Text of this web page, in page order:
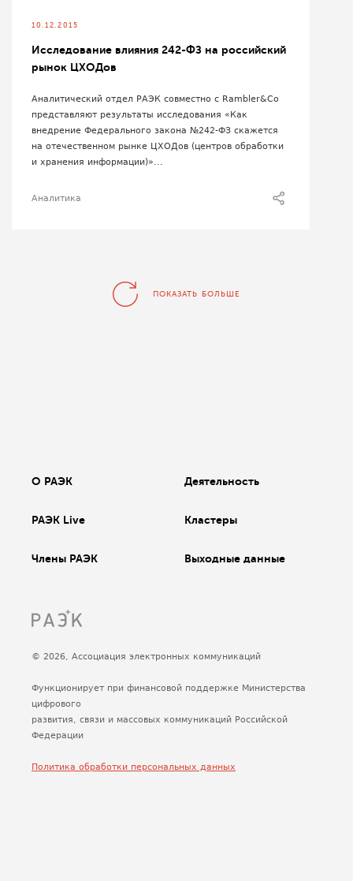
10.12.2015
Исследование влияния 242-ФЗ на российский
рынок ЦХОДов
Аналитический отдел РАЭК совместно с Rambler&Co
представляют результаты исследования «Как
внедрение Федерального закона №242-ФЗ скажется
на отечественном рынке ЦХОДов (центров обработки
и хранения информации)»...
Аналитика
ПОКАЗАТЬ БОЛЬШЕ
О РАЭК Деятельность
РАЭК Live Кластеры
Члены РАЭК Выходные данные
© 2026, Ассоциация электронных коммуникаций
Функционирует при финансовой поддержке Министерства
цифрового
развития, связи и массовых коммуникаций Российской
Федерации
Политика обработки персональных данных